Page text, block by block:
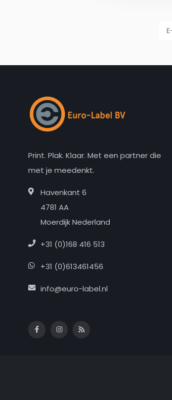
Print. Plak. Klaar. Met een partner die
met je meedenkt.
Havenkant 6
4781 AA
Moerdijk Nederland
+31 (0)168 416 513
+31 (0)613461456
info@euro-label.nl